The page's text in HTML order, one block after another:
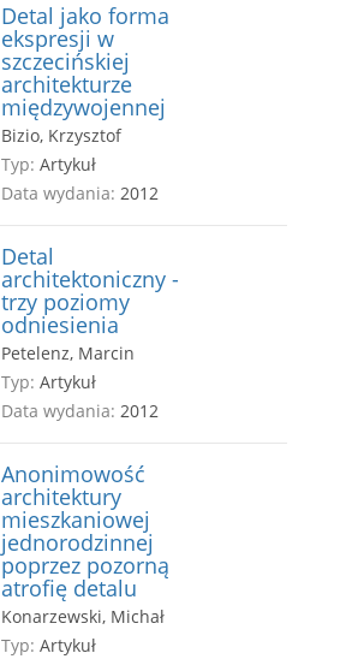
Detal jako forma
ekspresji w
szczecińskiej
architekturze
międzywojennej
Bizio, Krzysztof
Typ: Artykuł
Data wydania: 2012
Detal
architektoniczny -
trzy poziomy
odniesienia
Petelenz, Marcin
Typ: Artykuł
Data wydania: 2012
Anonimowość
architektury
mieszkaniowej
jednorodzinnej
poprzez pozorną
atrofię detalu
Konarzewski, Michał
Typ: Artykuł